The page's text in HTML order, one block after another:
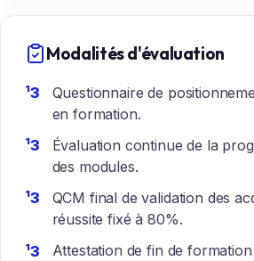
Modalités d'évaluation
Questionnaire de
en formation.
Évaluation continue de la
des modules.
QCM final de validation des
réussite fixé à 80%.
Attestation de fin de